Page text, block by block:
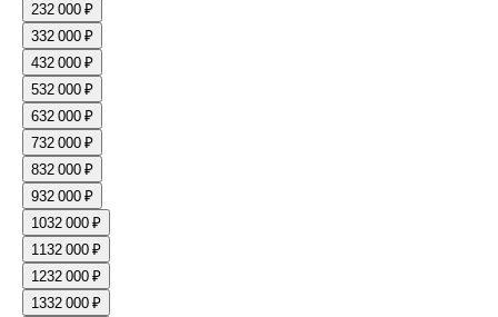
232 000 ₽
332 000 ₽
432 000 ₽
532 000 ₽
632 000 ₽
732 000 ₽
832 000 ₽
932 000 ₽
1032 000 ₽
1132 000 ₽
1232 000 ₽
1332 000 ₽